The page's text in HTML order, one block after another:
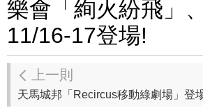
樂會「絢火紛飛」
11/16-17登場!
上一則